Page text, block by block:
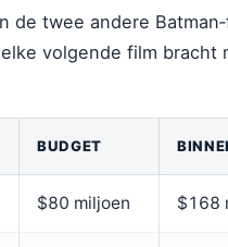
de twee andere
volgende film bracht
BUDGET
$80 miljoen $168